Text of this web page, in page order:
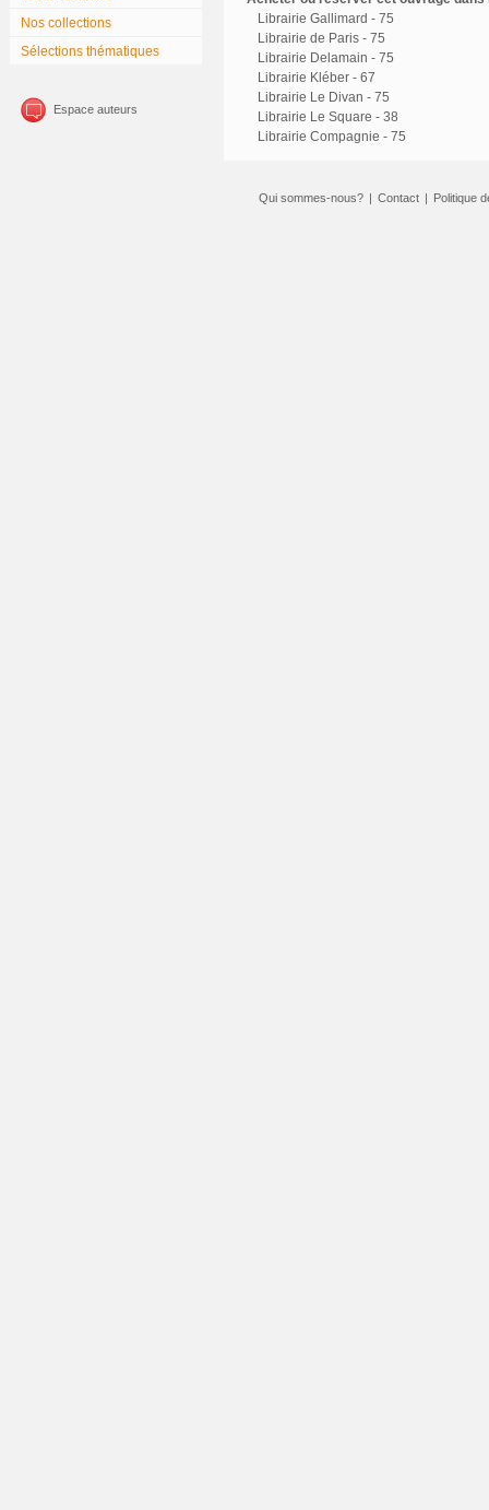
Nos collections
Sélections thématiques
Espace auteurs
Librairie Gallimard - 75
Librairie de Paris - 75
Librairie Delamain - 75
Librairie Kléber - 67
Librairie Le Divan - 75
Librairie Le Square - 38
Librairie Compagnie - 75
Qui sommes-nous? | Contact | Politique